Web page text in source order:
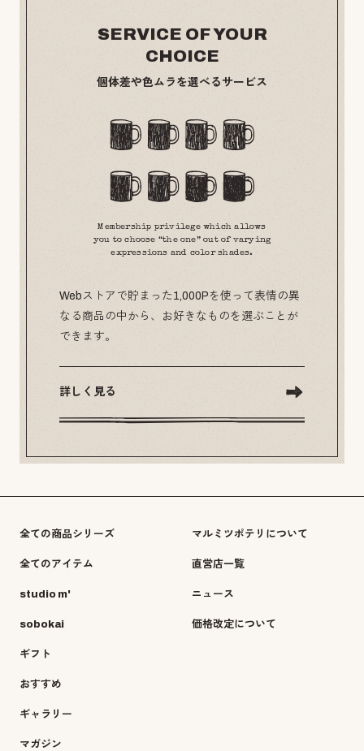
SERVICE OF YOUR
CHOICE
個体差や色ムラを選べるサービス
Membership privilege which allows
you to choose “the one” out of varying
expressions and color shades.
Webストアで貯まった1,000Pを使って表情の異
なる商品の中から、お好きなものを選ぶことが
できます。
詳しく見る
全ての商品シリーズ
全てのアイテム
studio m'
sobokai
ギフト
おすすめ
ギャラリー
マガジン
マルミツポテリについて
直営店一覧
ニュース
価格改定について